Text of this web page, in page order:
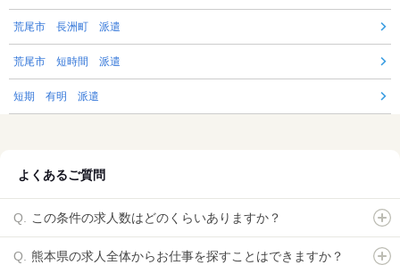
荒尾市 長洲町 派遣
荒尾市 短時間 派遣
短期 有明 派遣
よくあるご質問
この条件の求人数はどのくらいありますか？
熊本県の求人全体からお仕事を探すことはできますか？